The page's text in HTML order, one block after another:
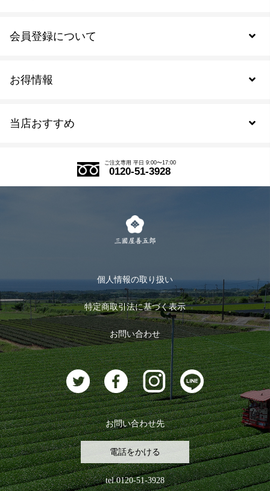
当店おすすめ
式部の香りシリーズ
お茶のギフト
おすすめのお茶
お茶に合うスイーツ
お得情報
会員登録について
会員規約について
ログイン
ログアウト
ご注文専用 平日 9:00〜17:00
0120-51-3928
個人情報の取り扱い
特定商取引法に基づく表示
お問い合わせ
お問い合わせ先
電話をかける
tel.0120-51-3928